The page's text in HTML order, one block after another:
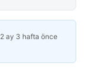
2 ay 3 hafta önce